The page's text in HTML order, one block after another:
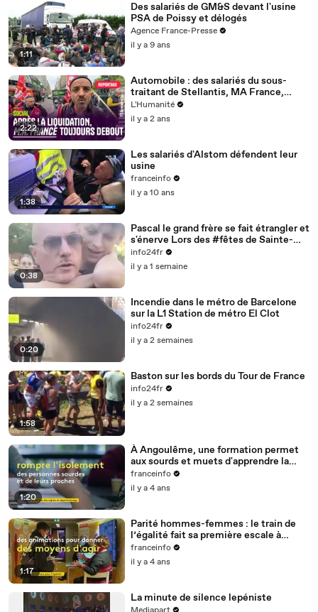
1:11
Des salariés de GM&S devant l'usine
PSA de Poissy et délogés
Agence France-Presse
il y a 9 ans
2:22
Automobile : des salariés du sous-
traitant de Stellantis, MA France,
alertent la filière
L'Humanité
il y a 2 ans
1:38
Les salariés d'Alstom défendent leur
usine
franceinfo
il y a 10 ans
0:38
Pascal le grand frère se fait étrangler et
s'énerve Lors des #fêtes de Sainte-
Anne à Rethel (Ardennes)
info24fr
il y a 1 semaine
0:20
Incendie dans le métro de Barcelone
sur la L1 Station de métro El Clot
info24fr
il y a 2 semaines
1:58
Baston sur les bords du Tour de France
info24fr
il y a 2 semaines
1:20
À Angoulême, une formation permet
aux sourds et muets d'apprendre la
langue des signes
franceinfo
il y a 4 ans
1:17
Parité hommes-femmes : le train de
l’égalité fait sa première escale à
Nantes
franceinfo
il y a 4 ans
La minute de silence lepéniste